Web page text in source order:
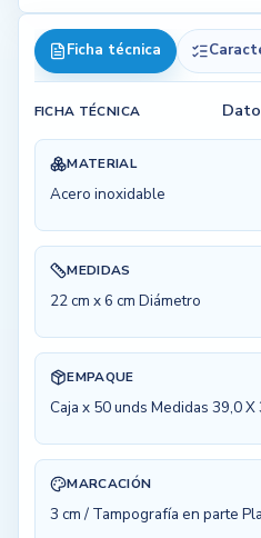
Ficha técnica
FICHA TÉCNICA
MATERIAL
Acero inoxidable
MEDIDAS
22 cm x 6 cm Diámetro
EMPAQUE
Caja x 50 unds Medidas 39,0
MARCACIÓN
3 cm / Tampografía en parte